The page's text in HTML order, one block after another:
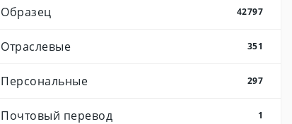
Образец 42797
Отраслевые 351
Персональные 297
Почтовый перевод 1